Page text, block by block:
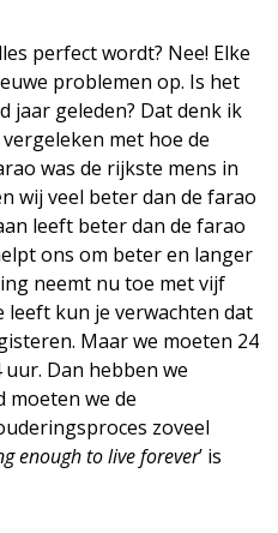
perfect wordt? Nee! Elke
problemen op. Is het
jaar geleden? Dat denk ik
met hoe de
was de rijkste mens in
wij veel beter dan de farao
leeft beter dan de farao
ons om beter en langer
neemt nu toe met vijf
leeft kun je verwachten dat
Maar we moeten 24
Dan hebben we
moeten we de
zoveel
enough to live forever’ is